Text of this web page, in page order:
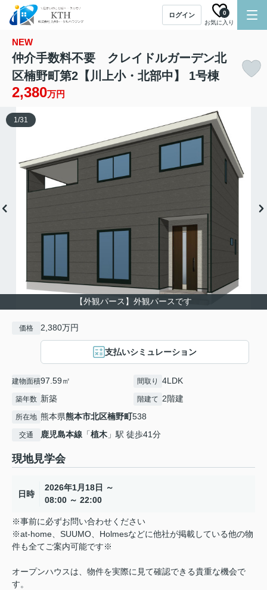
ログイン
お気に入り
0
NEW
仲介手数料不要 クレイドルガーデン北
区楠野町第2【川上小・北部中】 1号棟
2,380万円
【外観パース】外観パースです
1/31
価格 2,380万円
支払いシミュレーション
建物面積97.59㎡ 間取り 4LDK
築年数 新築 階建て 2階建
所在地 熊本県熊本市北区楠野町538
交通 鹿児島本線 「植木 」駅 徒歩41分
現地見学会
日時
2026年1月18日 ～
08:00 ～ 22:00
※事前に必ずお問い合わせください
※at-home、SUUMO、Holmesなどに他社が掲載している他の物
件も全てご案内可能です※
オープンハウスは、物件を実際に見て確認できる貴重な機会で
す。